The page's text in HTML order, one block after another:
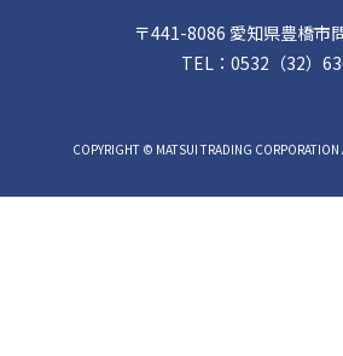
〒441-8086 愛知県豊橋市
TEL： 0532（32）
COPYRIGHT © MATSUI TRADING CORPORATION